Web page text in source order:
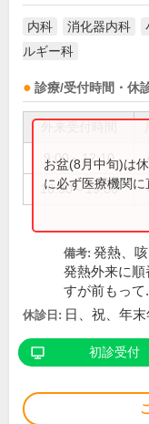
内科 消化器内科
ルギー科
診療/受付時間・休
9:00～12:10
16:30～19:00
お盆(8月中旬)は
に必ず医療機関に
備考: 発熱、
発熱外来に
すが前もって
休診日: 日、祝、年
初診受付